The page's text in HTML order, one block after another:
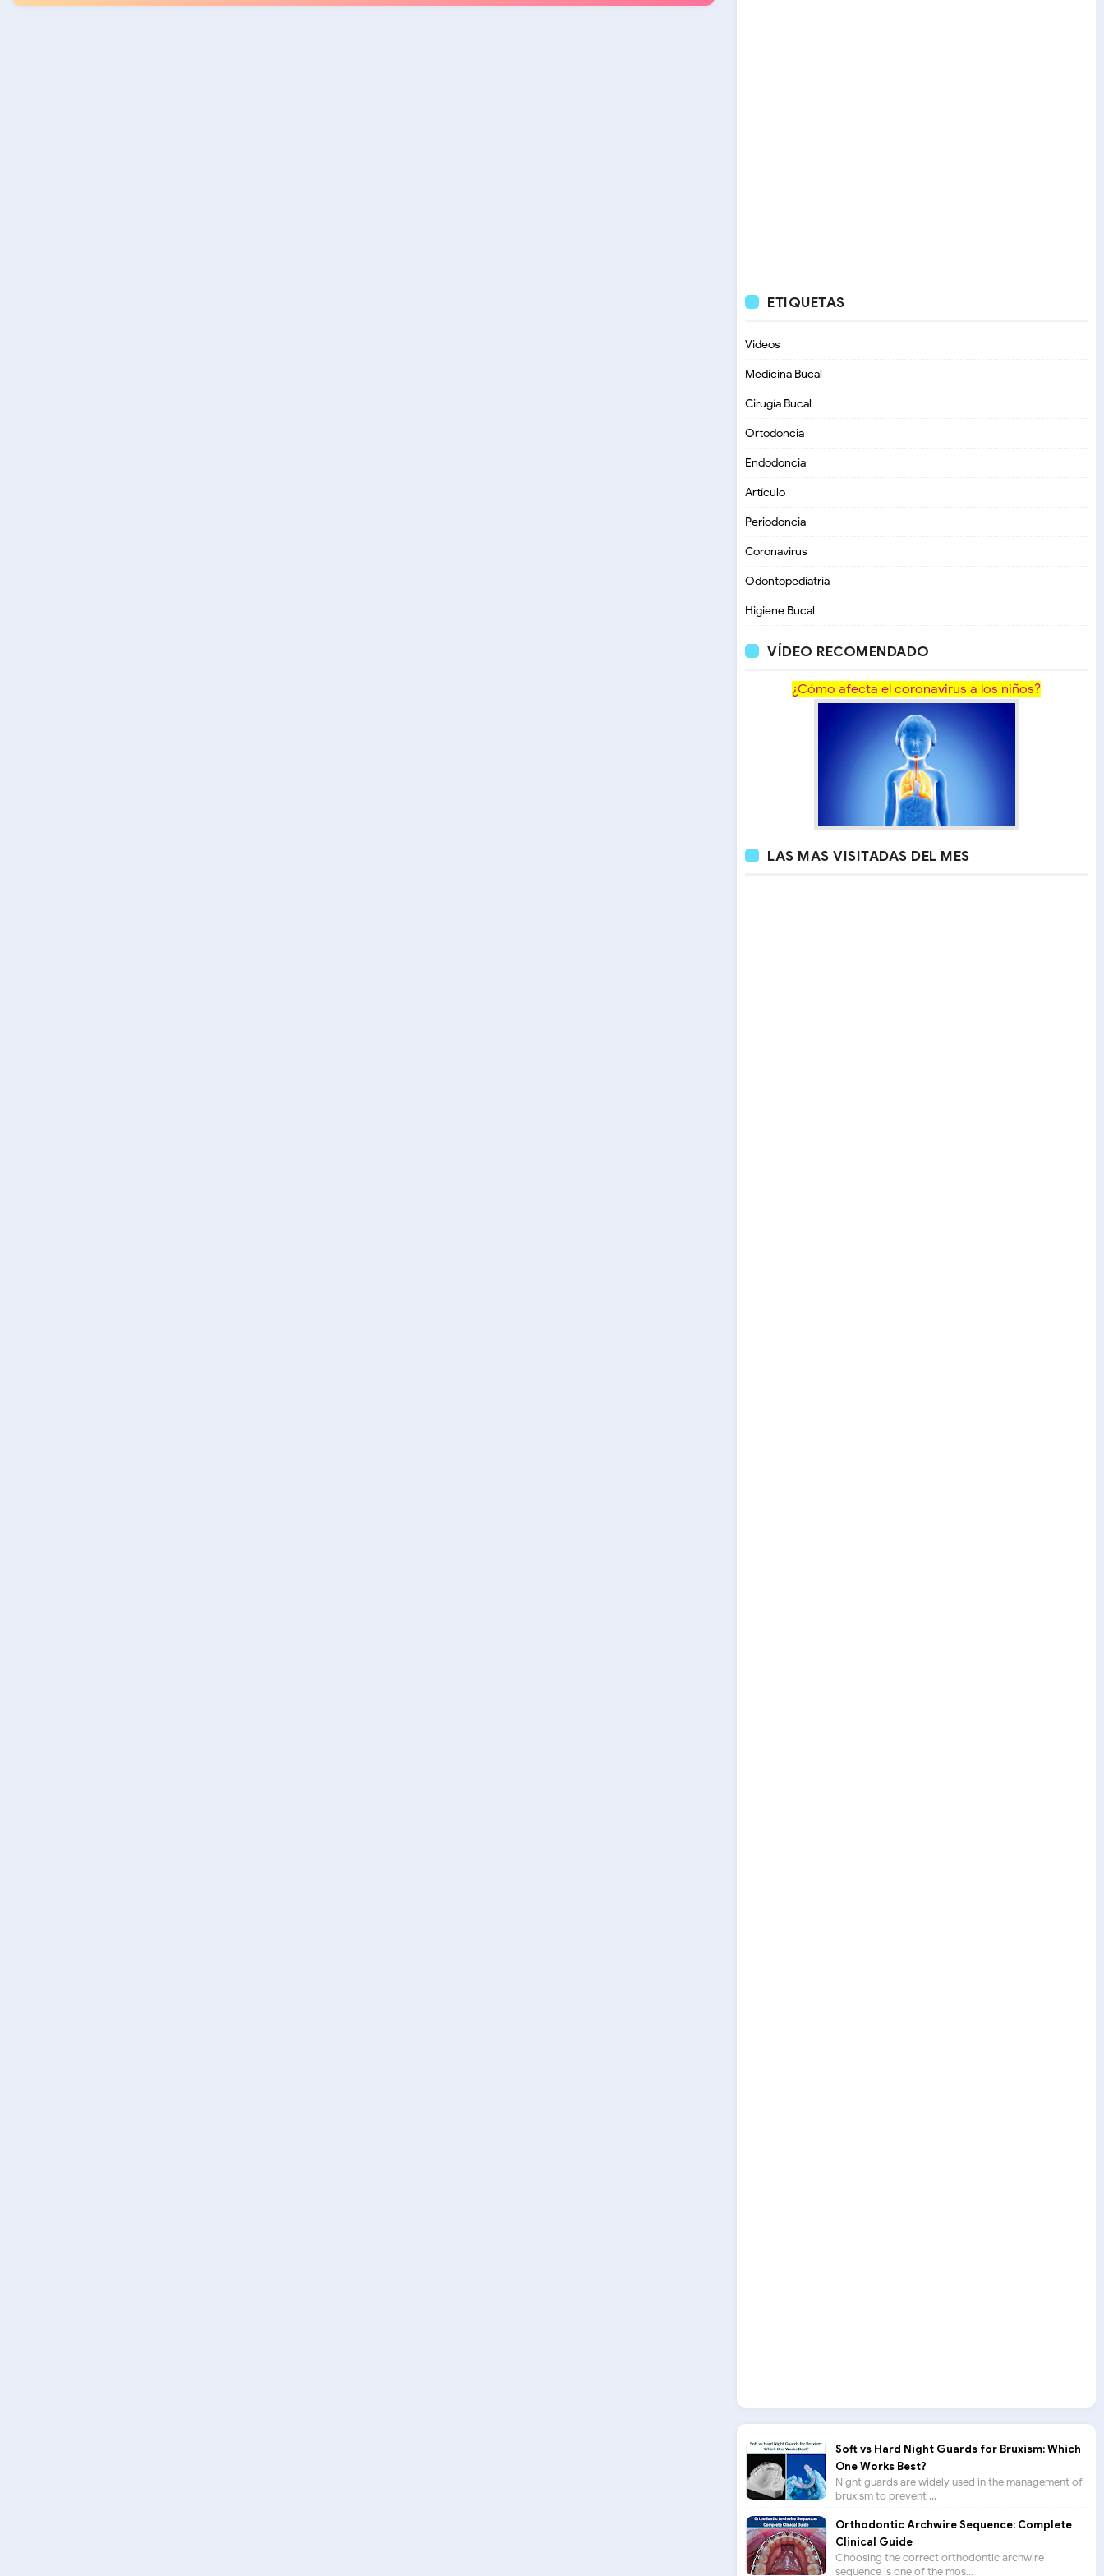
ETIQUETAS
Videos
Medicina Bucal
Cirugía Bucal
Ortodoncia
Endodoncia
Artículo
Periodoncia
Coronavirus
Odontopediatria
Higiene Bucal
VÍDEO RECOMENDADO
¿Cómo afecta el coronavirus a los niños?
LAS MAS VISITADAS DEL MES
Soft vs Hard Night Guards for Bruxism: Which
One Works Best?
Night guards are widely used in the management of
bruxism to prevent ...
Orthodontic Archwire Sequence: Complete
Clinical Guide
Choosing the correct orthodontic archwire
sequence is one of the mos...